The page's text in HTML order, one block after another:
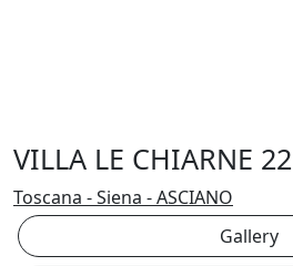
VILLA LE CHIARNE 22
Toscana - Siena - ASCIANO
Gallery